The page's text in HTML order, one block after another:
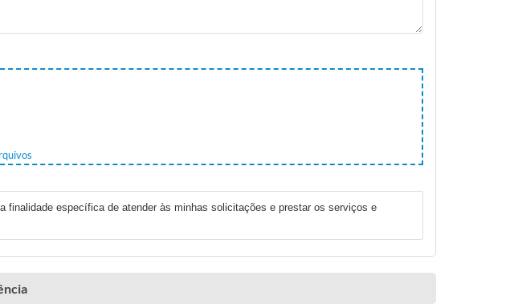
finalidade específica de atender às minhas solicitações e prestar os serviços e